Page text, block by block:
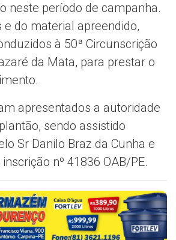
neste período de campanha.
e do material apreendido,
à 50ª Circunscrição
da Mata, para prestar o
apresentados a autoridade
sendo assistido
Sr Danilo Braz da Cunha e
nº 41836 OAB/PE.